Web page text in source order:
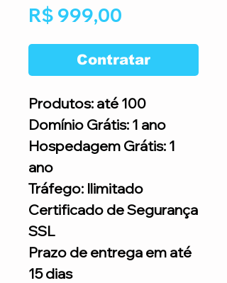
R$ 999,00
Contratar
Produtos: até 100
Domínio Grátis: 1 ano
Hospedagem Grátis: 1
ano
Tráfego: Ilimitado
Certificado de Segurança
SSL
Prazo de entrega em até
15 dias